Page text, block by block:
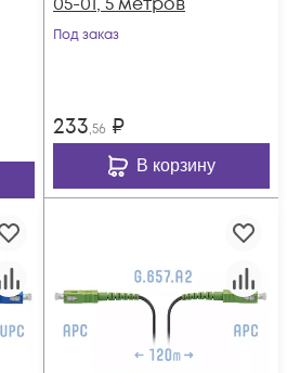
Под заказ
233,56 ₽
В корзину